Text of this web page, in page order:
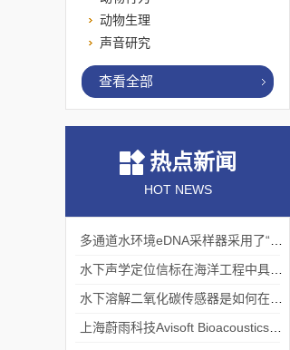
动物生理
声音研究
查看全部
热点新闻
HOT NEWS